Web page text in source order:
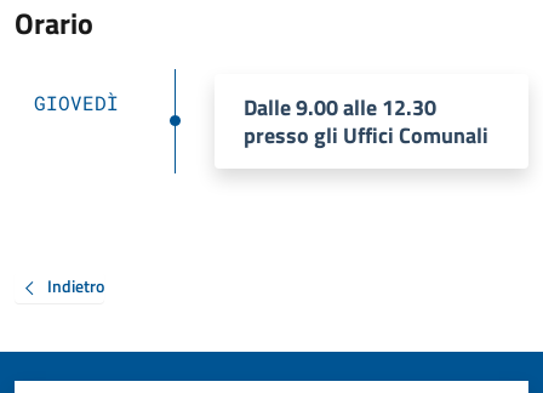
Orario
GIOVEDÌ
Dalle 9.00 alle 12.30
presso gli Uffici Comunali
Indietro